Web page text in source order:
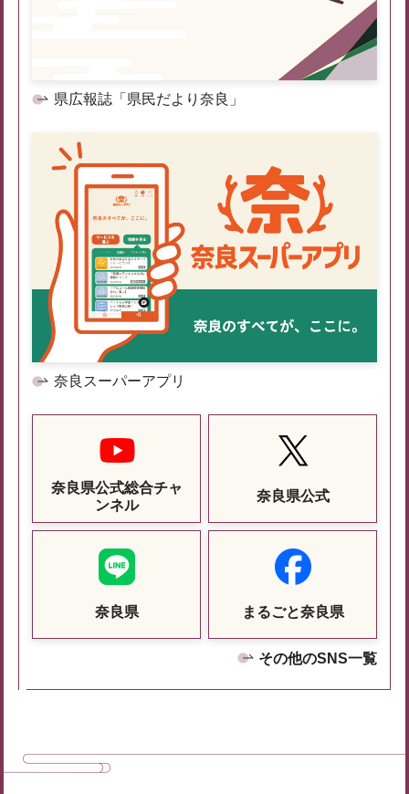
県広報誌「県民だより奈良」
奈良スーパーアプリ
奈良県公式総合チャ
ンネル
奈良県公式
奈良県 まるごと奈良県
その他のSNS一覧